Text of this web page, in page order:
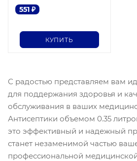
551 ₽
КУПИТЬ
С радостью представляем вам
для поддержания здоровья и
обслуживания в ваших
Антисептики объемом 0.35
это эффективный и надежный
станет незаменимой частью
профессиональной